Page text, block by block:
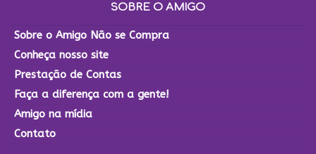
SOBRE O AMIGO
Sobre o Amigo Não se Compra
Conheça nosso site
Prestação de Contas
Faça a diferença com a gente!
Amigo na mídia
Contato